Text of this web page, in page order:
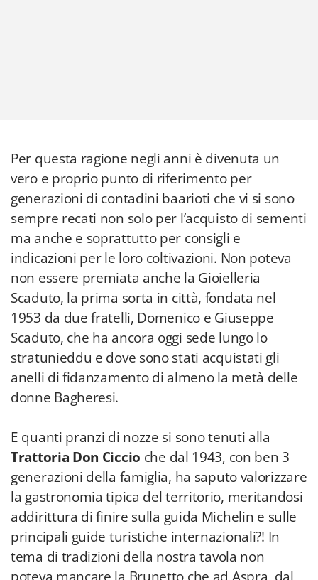
Per questa ragione negli anni è divenuta un
vero e proprio punto di riferimento per
generazioni di contadini baarioti che vi si sono
sempre recati non solo per l’acquisto di sementi
ma anche e soprattutto per consigli e
indicazioni per le loro coltivazioni. Non poteva
non essere premiata anche la Gioielleria
Scaduto, la prima sorta in città, fondata nel
1953 da due fratelli, Domenico e Giuseppe
Scaduto, che ha ancora oggi sede lungo lo
stratunieddu e dove sono stati acquistati gli
anelli di fidanzamento di almeno la metà delle
donne Bagheresi.
E quanti pranzi di nozze si sono tenuti alla
Trattoria Don Ciccio che dal 1943, con ben 3
generazioni della famiglia, ha saputo valorizzare
la gastronomia tipica del territorio, meritandosi
addirittura di finire sulla guida Michelin e sulle
principali guide turistiche internazionali?! In
tema di tradizioni della nostra tavola non